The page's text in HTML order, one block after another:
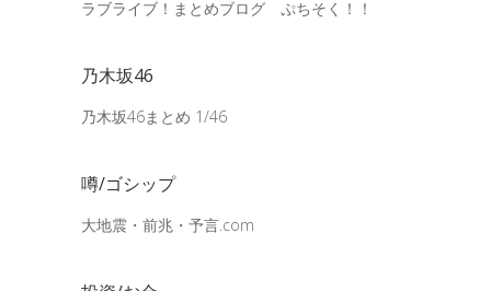
ラブライブ！まとめブログ ぷちそく！！
乃木坂46
乃木坂46まとめ 1/46
噂/ゴシップ
大地震・前兆・予言.com